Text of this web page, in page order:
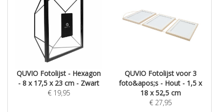
QUVIO Fotolijst - Hexagon
- 8 x 17,5 x 23 cm - Zwart
€ 19,95
QUVIO Fotolijst voor 3
foto&apos;s - Hout - 1,5 x
18 x 52,5 cm
€ 27,95